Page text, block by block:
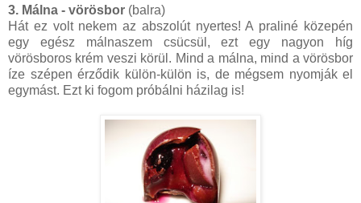
3. Málna - vörösbor (balra)
Hát ez volt nekem az abszolút nyertes! A praliné közepén
egy egész málnaszem csücsül, ezt egy nagyon híg
vörösboros krém veszi körül. Mind a málna, mind a vörösbor
íze szépen érződik külön-külön is, de mégsem nyomják el
egymást. Ezt ki fogom próbálni házilag is!